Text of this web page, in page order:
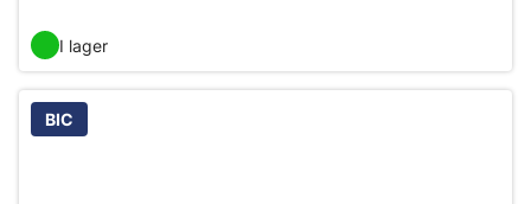
I lager
BIC